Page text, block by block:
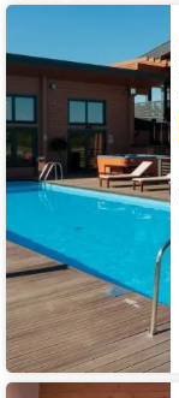
Загородный
Горки
Гольф
Курорт
Отель